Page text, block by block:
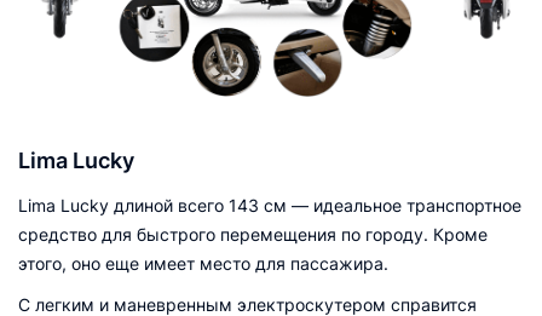
Lima Lucky
Lima Lucky длиной всего 143 см — идеальное транспортное
средство для быстрого перемещения по городу. Кроме
этого, оно еще имеет место для пассажира.
С легким и маневренным электроскутером справится